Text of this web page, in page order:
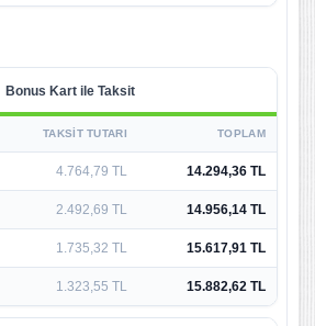
Bonus Kart ile Taksit
TAKSIT TUTARI TOPLAM
4.764,79 TL 14.294,36 TL
2.492,69 TL 14.956,14 TL
1.735,32 TL 15.617,91 TL
1.323,55 TL 15.882,62 TL